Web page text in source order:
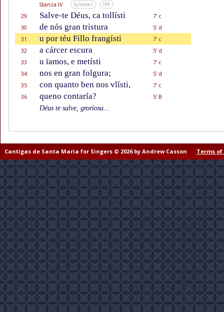
Stanza IV Syllables IPA
29 Salve-te Déus, ca tollísti
7' c
30
de nós gran tristura
5' d
31
u por téu Fillo frangísti
7' c
32
a cárcer escura
5' d
33
u ïamos, e metísti
7' c
34
nos en gran folgura;
5' d
35
con quanto ben nos vĩísti,
7' c
36
queno contaría?
5' B
Déus te salve, grorïosa...
Cantigas de Santa Maria for Singers © 2026 by Andrew Casson Terms of